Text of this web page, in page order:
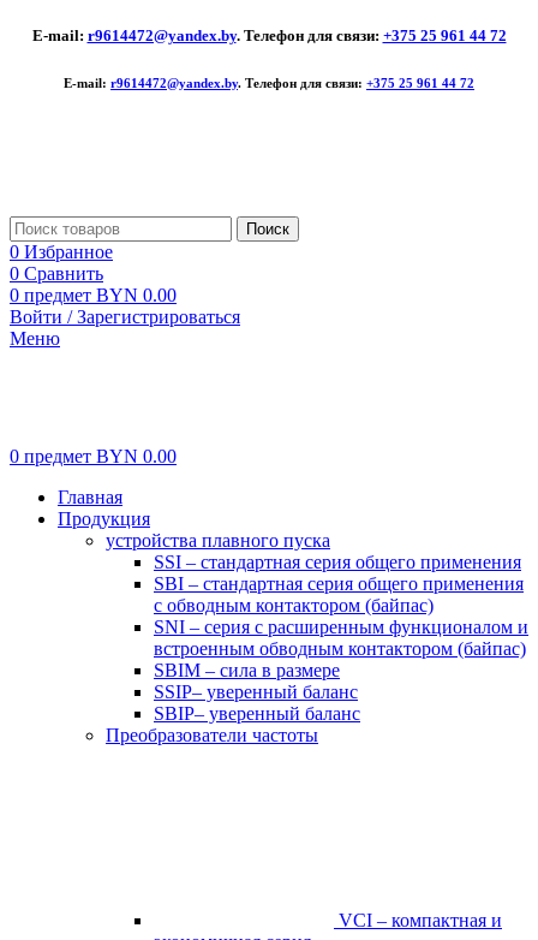
E-mail: r9614472@yandex.by. Телефон для связи: +375 25 961 44 72
E-mail: r9614472@yandex.by. Телефон для связи: +375 25 961 44 72
Поиск
0 Избранное
0 Сравнить
0 предмет BYN 0.00
Войти / Зарегистрироваться
Меню
0 предмет BYN 0.00
Главная
Продукция
устройства плавного пуска
SSI – стандартная серия общего применения
SBI – стандартная серия общего применения
с обводным контактором (байпас)
SNI – серия с расширенным функционалом и
встроенным обводным контактором (байпас)
SBIM – сила в размере
SSIP– уверенный баланс
SBIP– уверенный баланс
Преобразователи частоты
VCI – компактная и